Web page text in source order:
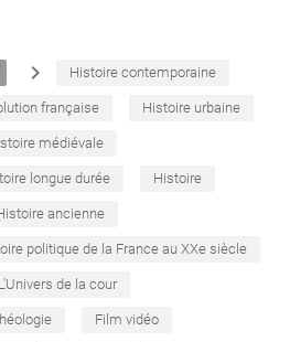
navigate_next Histoire contemporaine
française Histoire urbaine
médiévale
longue durée Histoire
ancienne
politique de la France au XXe siècle
de la cour
Film vidéo